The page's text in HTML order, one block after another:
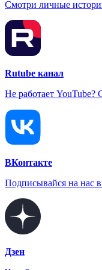
Смотри личные
Rutube канал
Не работает YouTube?
ВКонтакте
Подписывайся на нас
Дзен